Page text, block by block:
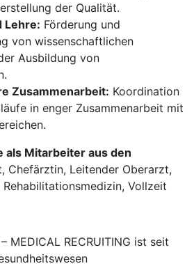
der Qualität.
Lehre: Förderung und
von wissenschaftlichen
Ausbildung von
Zusammenarbeit: Koordination
in enger Zusammenarbeit mit
als Mitarbeiter aus den
Chefärztin, Leitender Oberarzt,
Vollzeit
MEDICAL RECRUITING ist seit